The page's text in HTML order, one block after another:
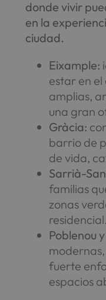
donde vivir
en la
ciudad.
Eixample:
estar en
amplias,
una gran
Gràcia:
barrio de
de vida,
Sarrià-
familias
zonas
residencial.
Poblenou
fuerte
espacios